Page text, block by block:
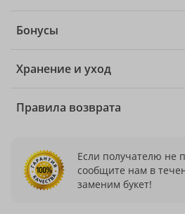
Бонусы
Хранение и уход
Правила возврата
Если получателю не
сообщите нам в
заменим букет!